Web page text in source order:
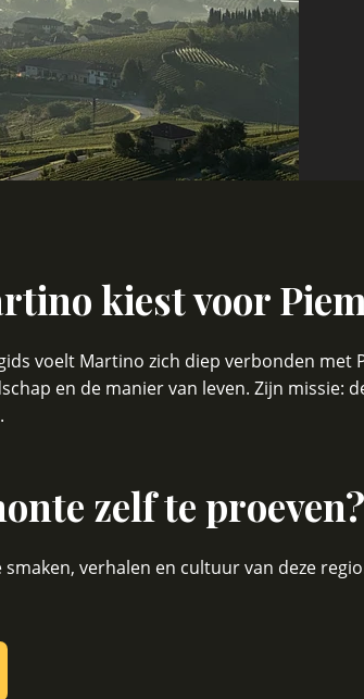
kiest voor
voelt Martino zich diep verbonden met
en de manier van leven. Zijn missie:
zelf te proeven?
verhalen en cultuur van deze